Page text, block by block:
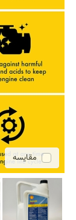
مقایسه